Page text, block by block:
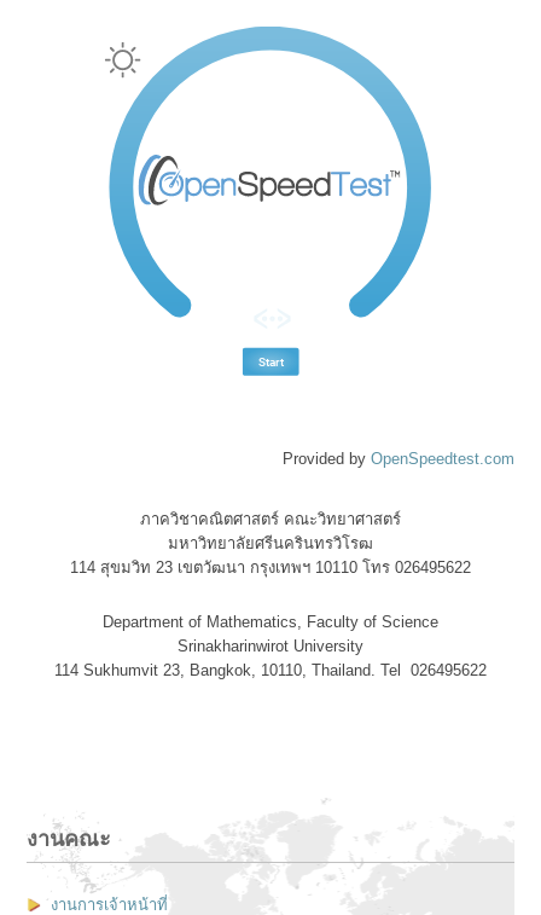
Provided by OpenSpeedtest.com
ภาควิชาคณิตศาสตร์ คณะวิทยาศาสตร์
มหาวิทยาลัยศรีนครินทรวิโรฒ
114 สุขมวิท 23 เขตวัฒนา กรุงเทพฯ 10110 โทร 026495622
Department of Mathematics, Faculty of Science
Srinakharinwirot University
114 Sukhumvit 23, Bangkok, 10110, Thailand. Tel 026495622
งานคณะ
งานการเจ้าหน้าที่